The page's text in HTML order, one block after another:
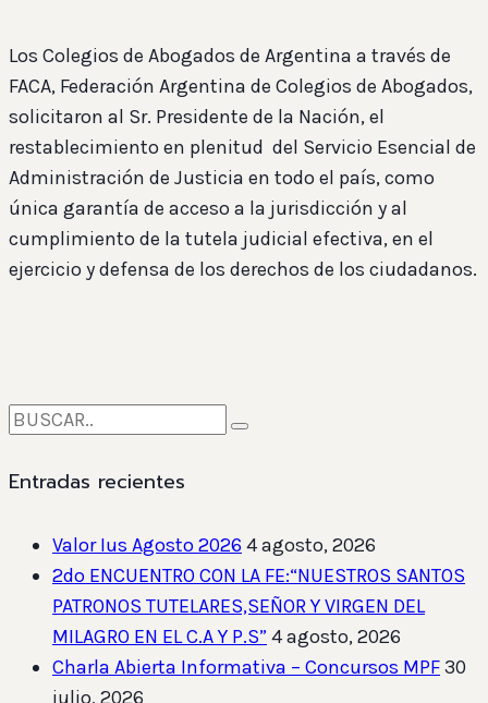
Los Colegios de Abogados de Argentina a través de
FACA, Federación Argentina de Colegios de Abogados,
solicitaron al Sr. Presidente de la Nación, el
restablecimiento en plenitud del Servicio Esencial de
Administración de Justicia en todo el país, como
única garantía de acceso a la jurisdicción y al
cumplimiento de la tutela judicial efectiva, en el
ejercicio y defensa de los derechos de los ciudadanos.
Entradas recientes
Valor Ius Agosto 2026 4 agosto, 2026
2do ENCUENTRO CON LA FE:“NUESTROS SANTOS
PATRONOS TUTELARES,SEÑOR Y VIRGEN DEL
MILAGRO EN EL C.A Y P.S”4 agosto, 2026
Charla Abierta Informativa – Concursos MPF30
julio, 2026